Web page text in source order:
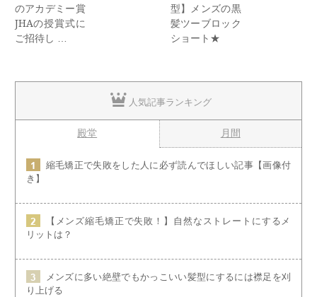
のアカデミー賞
JHAの授賞式に
ご招待し …
型】メンズの黒
髪ツーブロック
ショート★
人気記事ランキング
殿堂 月間
縮毛矯正で失敗をした人に必ず読んでほしい記事【画像付
き】
【メンズ縮毛矯正で失敗！】自然なストレートにするメ
リットは？
メンズに多い絶壁でもかっこいい髪型にするには襟足を刈
り上げる